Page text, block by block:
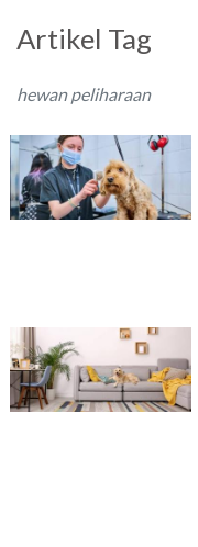
Artikel Tag
hewan peliharaan